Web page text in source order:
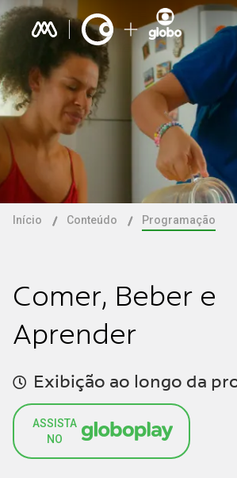
Início Conteúdo Programação
Comer, Beber e
Aprender
Exibição ao longo da
ASSISTA
NO